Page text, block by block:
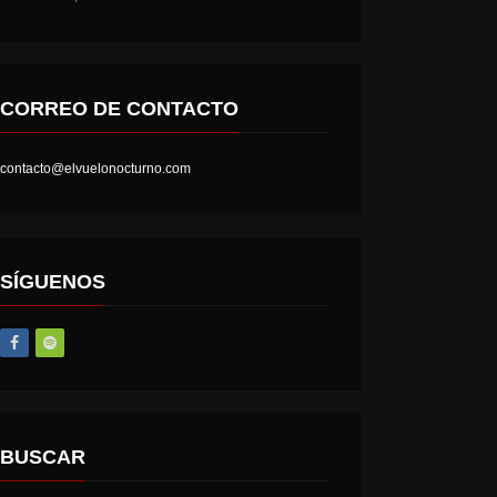
CORREO DE CONTACTO
contacto@elvuelonocturno.com
SÍGUENOS
BUSCAR